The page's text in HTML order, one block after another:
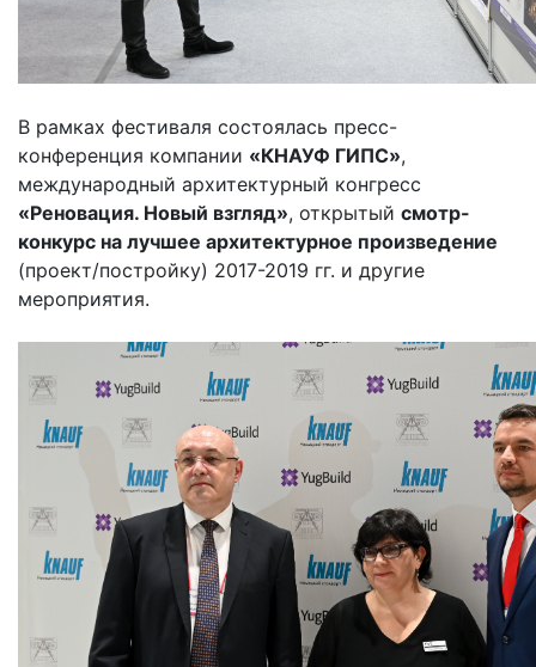
В рамках фестиваля состоялась пресс-
конференция компании «КНАУФ ГИПС»,
международный архитектурный конгресс
«Реновация. Новый взгляд», открытый смотр-
конкурс на лучшее архитектурное произведение
(проект/постройку) 2017-2019 гг. и другие
мероприятия.